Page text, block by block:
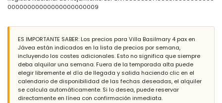
Ducha exterior
Zona de estar exterior y zona de comedor exterior
Pueblo más cercano: Xàbia (a menos de 3 kilómetros de la villa)
Orilla o ribera más cercana: Mar Mediterráneo, Xàbia (a menos de
4 kilómetros de la villa)
Playa más cercana: La Grava, Xàbia (a menos de 4 kilómetros de
la villa)
Puerto más cercano: Aduanas del Mar (a menos de 5 kilómetros
de la villa)
00000000000000000000009
ES IMPORTANTE SABER: Los precios para Villa Basilmary 4 pax en
Jávea están indicados en la lista de precios por semana,
incluyendo los costes adicionales. Esto no significa que siempre
deba alquilar una semana. Fuera de la temporada alta puede
elegir libremente el día de llegada y salida haciendo clic en el
calendario de disponibilidad de las fechas deseadas, el alquiler
se calcula automáticamente. Si lo desea, puede reservar
directamente en línea con confirmación inmediata.